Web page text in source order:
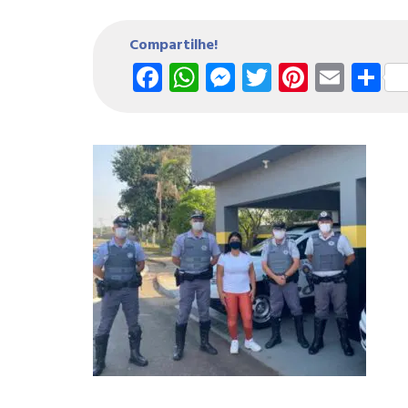
Compartilhe!
Facebook
WhatsApp
Messenger
Twitter